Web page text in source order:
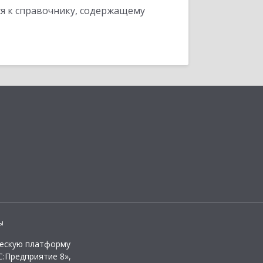
к справочнику, содержащему
платформу
8»,